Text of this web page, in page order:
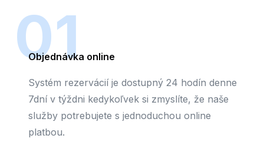
01
Objednávka online
Systém rezervácií je dostupný 24 hodín denne
7dní v týždni kedykoľvek si zmyslíte, že naše
služby potrebujete s jednoduchou online
platbou.